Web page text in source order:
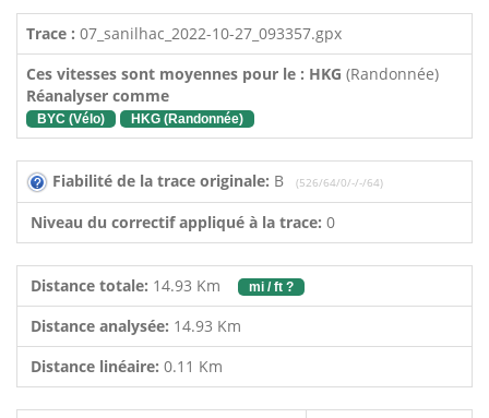
Trace : 07_sanilhac_2022-10-27_093357.gpx
Ces vitesses sont moyennes pour le : HKG (Randonnée)
Réanalyser comme
BYC (Vélo) HKG (Randonnée)
Fiabilité de la trace originale: B (526/64/0/-/-/64)
Niveau du correctif appliqué à la trace: 0
Distance totale: 14.93 Km mi / ft ?
Distance analysée: 14.93 Km
Distance linéaire: 0.11 Km